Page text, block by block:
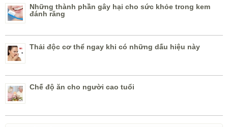
Những thành phần gây hại cho sức khỏe trong kem
đánh răng
Thải độc cơ thể ngay khi có những dấu hiệu này
Chế độ ăn cho người cao tuổi